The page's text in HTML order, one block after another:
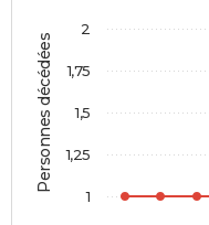
Personnes décédées
1
1,25
1,5
1,75
2